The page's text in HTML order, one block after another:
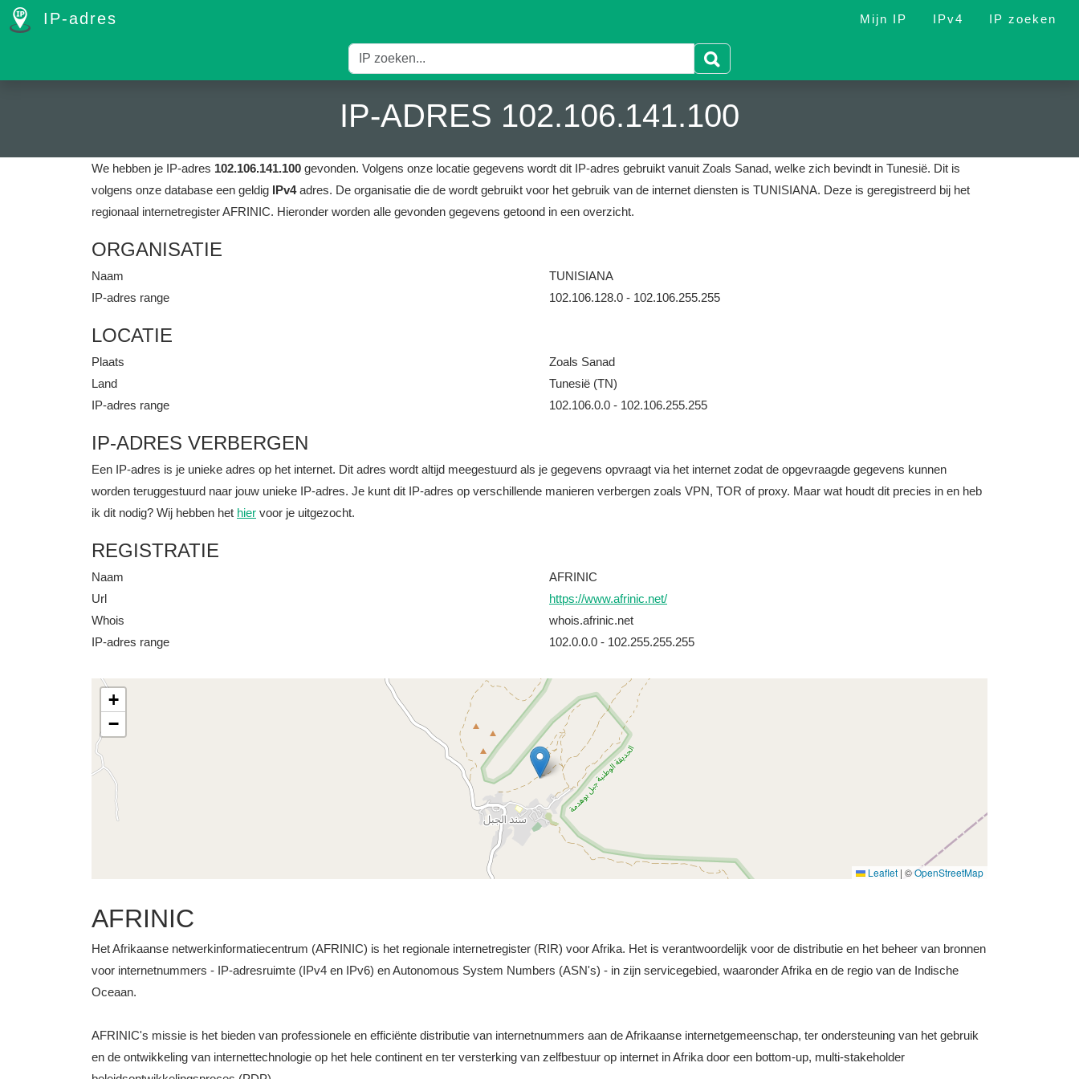
IP-adres Mijn IP IPv4 IP zoeken
IP-ADRES 102.106.141.100
We hebben je IP-adres 102.106.141.100 gevonden. Volgens onze locatie gegevens wordt dit IP-adres gebruikt vanuit Zoals Sanad, welke zich bevindt in Tunesië. Dit is
volgens onze database een geldig IPv4adres. De organisatie die de wordt gebruikt voor het gebruik van de internet diensten is TUNISIANA. Deze is geregistreerd bij het
regionaal internetregister AFRINIC. Hieronder worden alle gevonden gegevens getoond in een overzicht.
ORGANISATIE
Naam
TUNISIANA
IP-adres range
102.106.128.0 - 102.106.255.255
LOCATIE
Plaats
Zoals Sanad
Land
Tunesië (TN)
IP-adres range
102.106.0.0 - 102.106.255.255
IP-ADRES VERBERGEN
Een IP-adres is je unieke adres op het internet. Dit adres wordt altijd meegestuurd als je gegevens opvraagt via het internet zodat de opgevraagde gegevens kunnen
worden teruggestuurd naar jouw unieke IP-adres. Je kunt dit IP-adres op verschillende manieren verbergen zoals VPN, TOR of proxy. Maar wat houdt dit precies in en heb
ik dit nodig? Wij hebben het hier voor je uitgezocht.
REGISTRATIE
Naam
AFRINIC
Url
https://www.afrinic.net/
Whois
whois.afrinic.net
IP-adres range
102.0.0.0 - 102.255.255.255
+
−
Leaflet | ©OpenStreetMap
AFRINIC
Het Afrikaanse netwerkinformatiecentrum (AFRINIC) is het regionale internetregister (RIR) voor Afrika. Het is verantwoordelijk voor de distributie en het beheer van bronnen
voor internetnummers - IP-adresruimte (IPv4 en IPv6) en Autonomous System Numbers (ASN's) - in zijn servicegebied, waaronder Afrika en de regio van de Indische
Oceaan.
AFRINIC's missie is het bieden van professionele en efficiënte distributie van internetnummers aan de Afrikaanse internetgemeenschap, ter ondersteuning van het gebruik
en de ontwikkeling van internettechnologie op het hele continent en ter versterking van zelfbestuur op internet in Afrika door een bottom-up, multi-stakeholder